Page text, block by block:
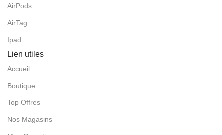
AirPods
AirTag
Ipad
Lien utiles
Accueil
Boutique
Top Offres
Nos Magasins